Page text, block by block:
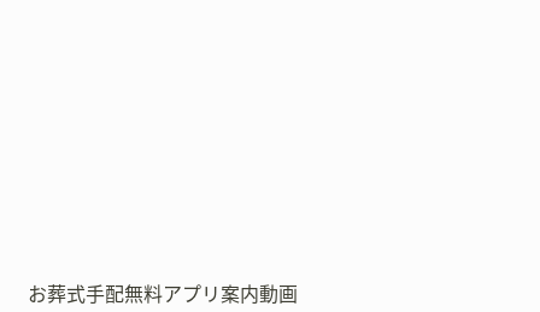
お葬式手配無料アプリ案内動画